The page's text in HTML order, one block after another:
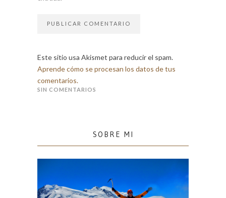
Este sitio usa Akismet para reducir el spam.
Aprende cómo se procesan los datos de tus
comentarios.
SIN COMENTARIOS
SOBRE MI